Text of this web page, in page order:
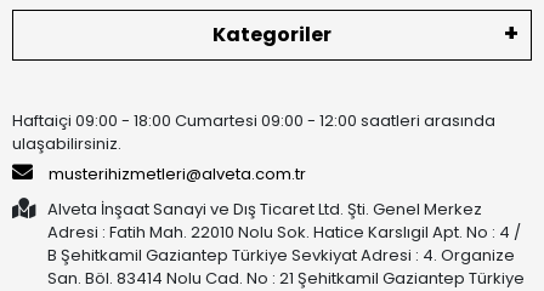
Kategoriler
Haftaiçi 09:00 - 18:00 Cumartesi 09:00 - 12:00 saatleri arasında
ulaşabilirsiniz.
musterihizmetleri@alveta.com.tr
Alveta İnşaat Sanayi ve Dış Ticaret Ltd. Şti. Genel Merkez
Adresi : Fatih Mah. 22010 Nolu Sok. Hatice Karslıgil Apt. No : 4 /
B Şehitkamil Gaziantep Türkiye Sevkiyat Adresi : 4. Organize
San. Böl. 83414 Nolu Cad. No : 21 Şehitkamil Gaziantep Türkiye